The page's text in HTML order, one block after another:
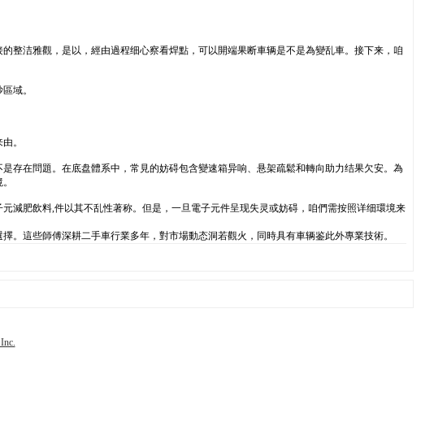
整洁雅觀，是以，經由過程细心察看焊點，可以開端果断車辆是不是為變乱車。接下来，咱
域。
。
存在問題。在底盘體系中，常見的妨碍包含變速箱异响、悬架疏鬆和轉向助力结果欠安。為
減肥飲料,件以其不乱性著称。但是，一旦電子元件呈现失灵或妨碍，咱們需按照详细環境来
這些師傅深耕二手車行業多年，對市場動态洞若觀火，同時具有車辆鉴此外專業技術。